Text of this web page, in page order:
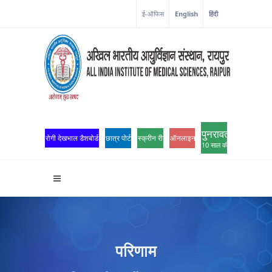
ई-ऑफिस English हिंदी
रोगी देखभाल डैशबोर्ड छात्र पोर्टल स्क्रीन रीडर एक्सेसऑनलाइन ओपीडी पंजीकरण
पुनरावर्तन
10 साल की उत्कृष्टता
परिणाम